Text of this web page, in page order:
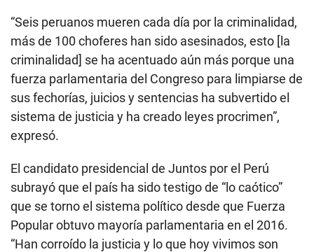
“Seis peruanos mueren cada día por la criminalidad,
más de 100 choferes han sido asesinados, esto [la
criminalidad] se ha acentuado aún más porque una
fuerza parlamentaria del Congreso para limpiarse de
sus fechorías, juicios y sentencias ha subvertido el
sistema de justicia y ha creado leyes procrimen”,
expresó.
El candidato presidencial de Juntos por el Perú
subrayó que el país ha sido testigo de “lo caótico”
que se torno el sistema político desde que Fuerza
Popular obtuvo mayoría parlamentaria en el 2016.
“Han corroído la justicia y lo que hoy vivimos son